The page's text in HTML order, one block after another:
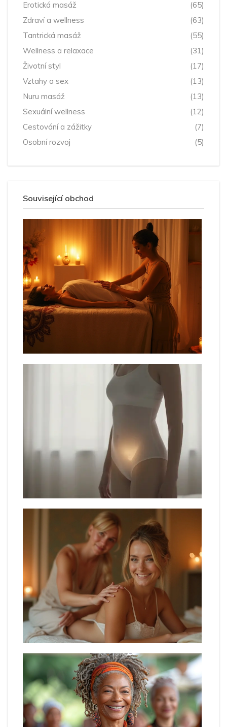
Erotická masáž
(65)
Zdraví a wellness
(63)
Tantrická masáž
(55)
Wellness a relaxace
(31)
Životní styl
(17)
Vztahy a sex
(13)
Nuru masáž
(13)
Sexuální wellness
(12)
Cestování a zážitky
(7)
Osobní rozvoj
(5)
Související obchod